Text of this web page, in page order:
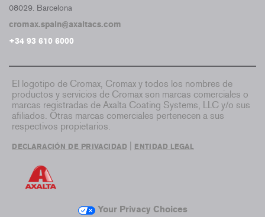
08029. Barcelona
cromax.spain@axaltacs.com
+34 93 610 6000
El logotipo de Cromax, Cromax y todos los nombres de
productos y servicios de Cromax son marcas comerciales o
marcas registradas de Axalta Coating Systems, LLC y/o sus
afiliados. Otras marcas comerciales pertenecen a sus
respectivos propietarios.
DECLARACIÓN DE PRIVACIDAD ENTIDAD LEGAL
Your Privacy Choices